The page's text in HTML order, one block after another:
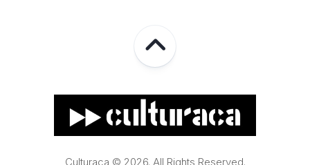
Culturaca © 2026. All Rights Reserved.